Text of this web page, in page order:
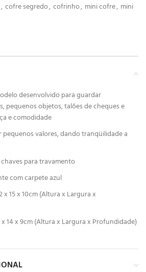
, cofre segredo, cofrinho, mini cofre, mini
desenvolvido para guardar
pequenos objetos, talões de cheques e
e comodidade
valores, dando tranqüilidade a
para travamento
com carpete azul
x 15 x 10cm (Altura x Largura x
x 14 x 9cm (Altura x Largura x Profundidade)